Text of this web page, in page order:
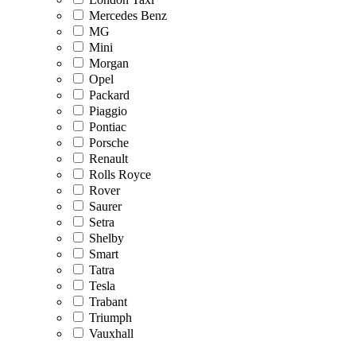
Mercedes Benz
MG
Mini
Morgan
Opel
Packard
Piaggio
Pontiac
Porsche
Renault
Rolls Royce
Rover
Saurer
Setra
Shelby
Smart
Tatra
Tesla
Trabant
Triumph
Vauxhall